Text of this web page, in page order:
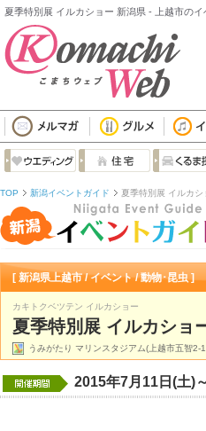
夏季特別展 イルカショー 新潟県 - 上越市のイ
TOP 新潟イベントガイド 夏季特別展 イルカシ
[ 新潟県上越市 / イベント / 動物･昆虫 ]
カキトクベツテン イルカショー
夏季特別展 イルカショ
うみがたり マリンスタジアム(上越市五智2-
2015年7月11日(土)